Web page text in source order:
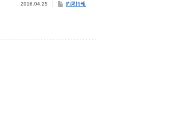
2016.04.25 釣果情報